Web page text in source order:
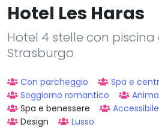
Hotel Les Haras
Hotel 4 stelle con piscina
Strasburgo
Con parcheggio
Spa e
Soggiorno romantico
Spa e benessere
Design
Lusso